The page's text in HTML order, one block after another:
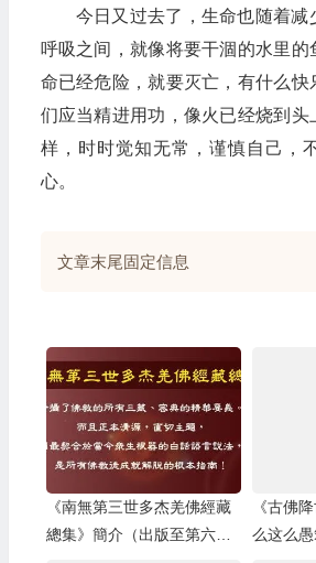
今日又过去了，生命也随着减
呼吸之间，就像将要干涸的水里的
命已经危险，就要灭亡，有什么快
们应当精进用功，像火已经烧到头
样，时时觉知无常，谨慎自己，
心。
文章末尾固定信息
《南無第三世多杰羌佛經藏
總集》簡介（出版至第六
《古佛
么这么愚